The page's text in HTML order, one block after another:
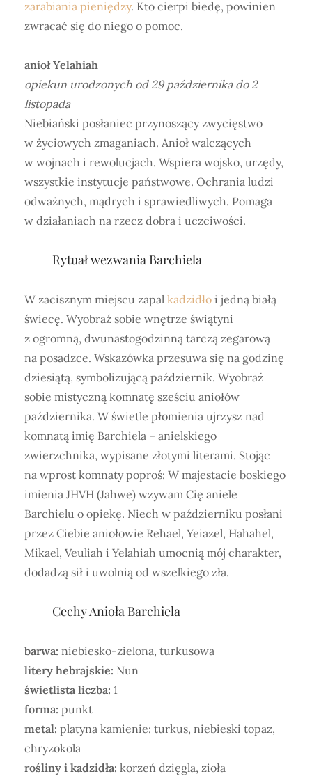
zarabiania pieniędzy. Kto cierpi biedę, powinien
zwracać się do niego o pomoc.
anioł Yelahiah
opiekun urodzonych od 29 października do 2
listopada
Niebiański posłaniec przynoszący zwycięstwo
w życiowych zmaganiach. Anioł walczących
w wojnach i rewolucjach. Wspiera wojsko, urzędy,
wszystkie instytucje państwowe. Ochrania ludzi
odważnych, mądrych i sprawiedliwych. Pomaga
w działaniach na rzecz dobra i uczciwości.
Rytuał wezwania Barchiela
W zacisznym miejscu zapal kadzidło i jedną białą
świecę. Wyobraź sobie wnętrze świątyni
z ogromną, dwunastogodzinną tarczą zegarową
na posadzce. Wskazówka przesuwa się na godzinę
dziesiątą, symbolizującą październik. Wyobraź
sobie mistyczną komnatę sześciu aniołów
października. W świetle płomienia ujrzysz nad
komnatą imię Barchiela – anielskiego
zwierzchnika, wypisane złotymi literami. Stojąc
na wprost komnaty poproś: W majestacie boskiego
imienia JHVH (Jahwe) wzywam Cię aniele
Barchielu o opiekę. Niech w październiku posłani
przez Ciebie aniołowie Rehael, Yeiazel, Hahahel,
Mikael, Veuliah i Yelahiah umocnią mój charakter,
dodadzą sił i uwolnią od wszelkiego zła.
Cechy Anioła Barchiela
barwa: niebiesko-zielona, turkusowa
litery hebrajskie: Nun
świetlista liczba: 1
forma: punkt
metal: platyna kamienie: turkus, niebieski topaz,
chryzokola
rośliny i kadzidła: korzeń dzięgla, zioła